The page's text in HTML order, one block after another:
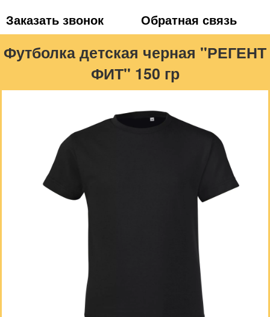
Заказать звонок
Обратная связь
Футболка детская черная "РЕГЕНТ
ФИТ" 150 гр